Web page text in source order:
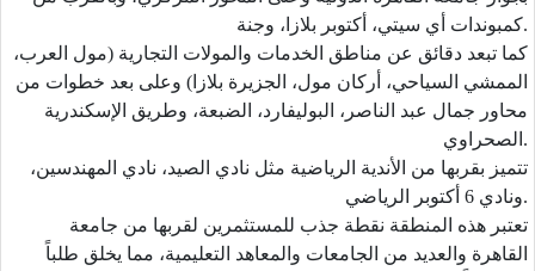
كمبوندات أي سيتي، أكتوبر بلازا، وجنة.
كما تبعد دقائق عن مناطق الخدمات والمولات التجارية (مول العرب،
الممشي السياحي، أركان مول، الجزيرة بلازا) وعلى بعد خطوات من
محاور جمال عبد الناصر، البوليفارد، الضبعة، وطريق الإسكندرية
الصحراوي.
تتميز بقربها من الأندية الرياضية مثل نادي الصيد، نادي المهندسين،
ونادي 6 أكتوبر الرياضي.
القاهرة والعديد من الجامعات والمعاهد التعليمية، مما يخلق طلباً